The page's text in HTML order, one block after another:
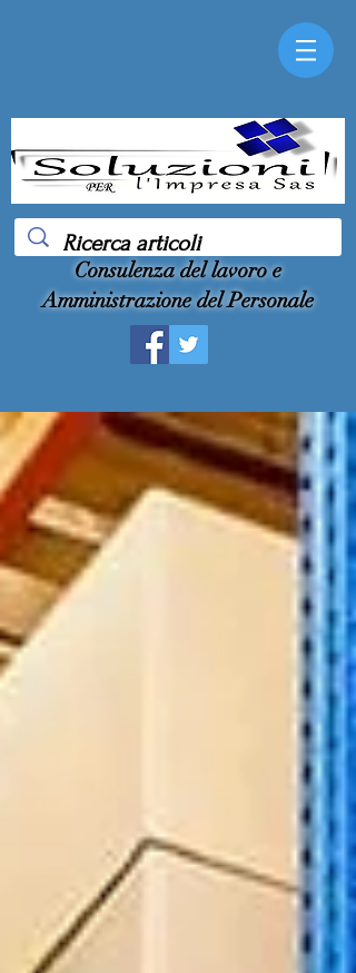
Consulenza del lavoro e
Amministrazione del Personale